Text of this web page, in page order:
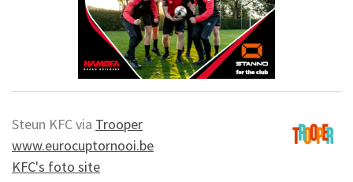
Steun KFC via Trooper
www.eurocuptornooi.be
KFC's foto site